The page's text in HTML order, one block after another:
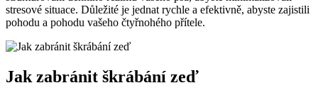
stresové situace. Důležité je jednat rychle a efektivně, abyste zajistili
pohodu a pohodu vašeho čtyřnohého přítele.
Jak zabránit škrábání zeď